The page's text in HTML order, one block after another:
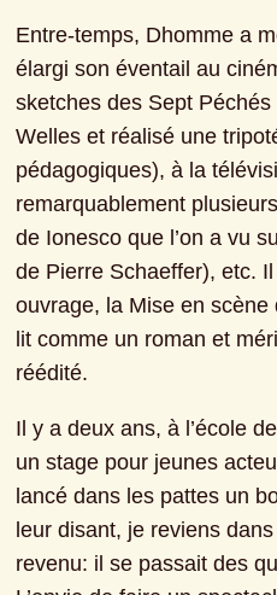
Entre-temps, Dhomme a
élargi son éventail au
sketches des Sept
Welles et réalisé une
pédagogiques), à la
remarquablement
de Ionesco que l’on a vu
de Pierre Schaeffer), etc.
ouvrage, la Mise en scène
lit comme un roman et
réédité.
Il y a deux ans, à l’école
un stage pour jeunes
lancé dans les pattes un
leur disant, je reviens
revenu: il se passait des